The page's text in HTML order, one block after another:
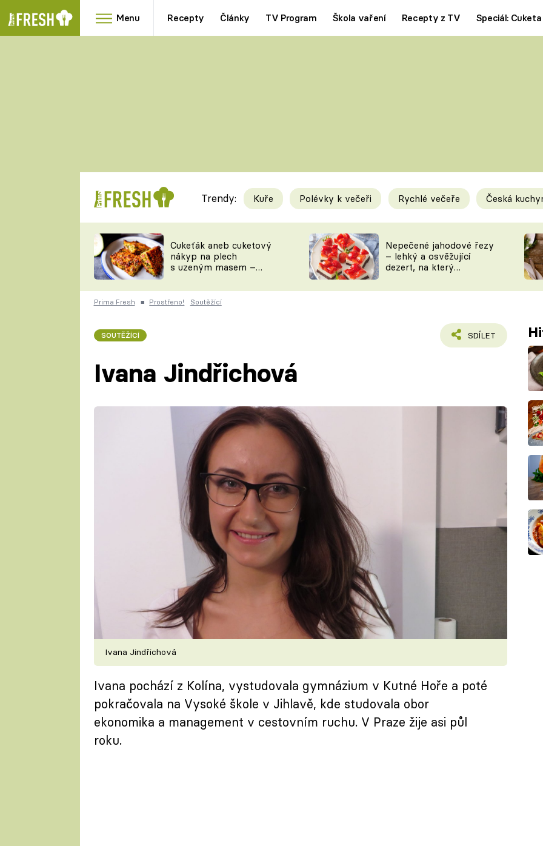
Menu Recepty Články TV Program Škola vaření Recepty z TV Speciál: Cuketa
RYCHLOVKY
Videorecepty
TEĎ VAŘÍ ŠÉF!
ČESKO NA TALÍŘI
Tipy a triky
KAM ZA JÍDLEM
VYCHYTÁVKY
ČASOPIS
Trendy: Kuře Polévky k večeři Rychlé večeře Česká
Cukeťák aneb cuketový
nákyp na plech
s uzeným masem –
zpracovat přerostlé
cukety
Nepečené jahodové řezy
– lehký a osvěžující
dezert, na který
Prima Fresh ■ Prostřeno! Soutěžící
SOUTĚŽÍCÍ SDÍLET
Ivana Jindřichová
Ivana Jindřichová
Ivana pochází z Kolína, vystudovala gymnázium v Kutné Hoře a poté
pokračovala na Vysoké škole v Jihlavě, kde studovala obor
ekonomika a management v cestovním ruchu. V Praze žije asi půl
roku.